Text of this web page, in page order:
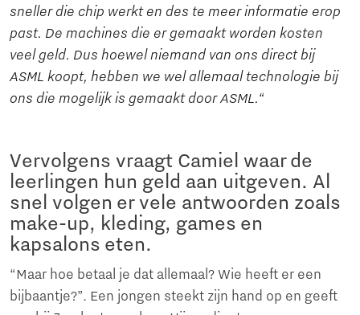
sneller die chip werkt en des te meer informatie erop
past. De machines die er gemaakt worden kosten
veel geld. Dus hoewel niemand van ons direct bij
ASML koopt, hebben we wel allemaal technologie bij
ons die mogelijk is gemaakt door ASML.“
Vervolgens vraagt Camiel waar de
leerlingen hun geld aan uitgeven. Al
snel volgen er vele antwoorden zoals
make-up, kleding, games en
kapsalons eten.
“Maar hoe betaal je dat allemaal? Wie heeft er een
bijbaantje?”. Een jongen steekt zijn hand op en geeft